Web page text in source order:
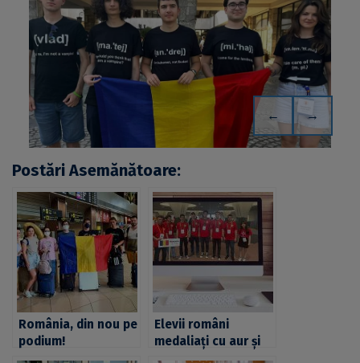
← →
Postări Asemănătoare:
România, din nou pe
podium!
Universitatea din
Elevii români
medaliați cu aur și
argint la Olimpiada